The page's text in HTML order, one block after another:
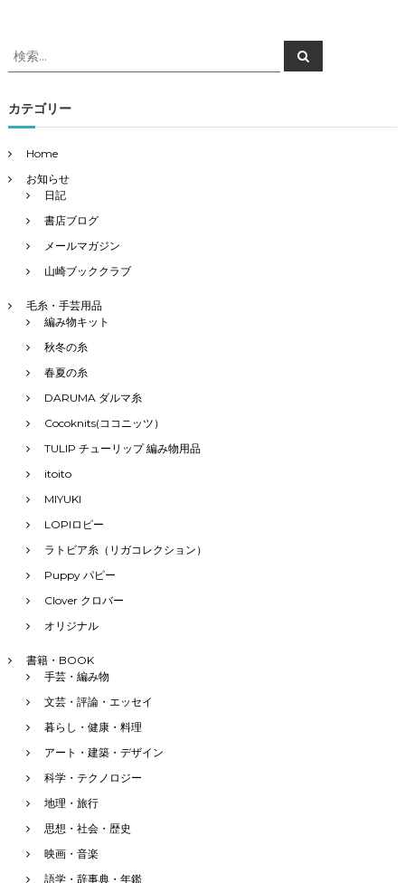
検
索
象
:
検
索
カテゴリー
Home
お知らせ
日記
書店ブログ
メールマガジン
山崎ブッククラブ
毛糸・手芸用品
編み物キット
秋冬の糸
春夏の糸
DARUMA ダルマ糸
Cocoknits(ココニッツ）
TULIP チューリップ 編み物用品
itoito
MIYUKI
LOPIロピー
ラトビア糸（リガコレクション）
Puppy パピー
Clover クロバー
オリジナル
書籍・BOOK
手芸・編み物
文芸・評論・エッセイ
暮らし・健康・料理
アート・建築・デザイン
科学・テクノロジー
地理・旅行
思想・社会・歴史
映画・音楽
語学・辞事典・年鑑